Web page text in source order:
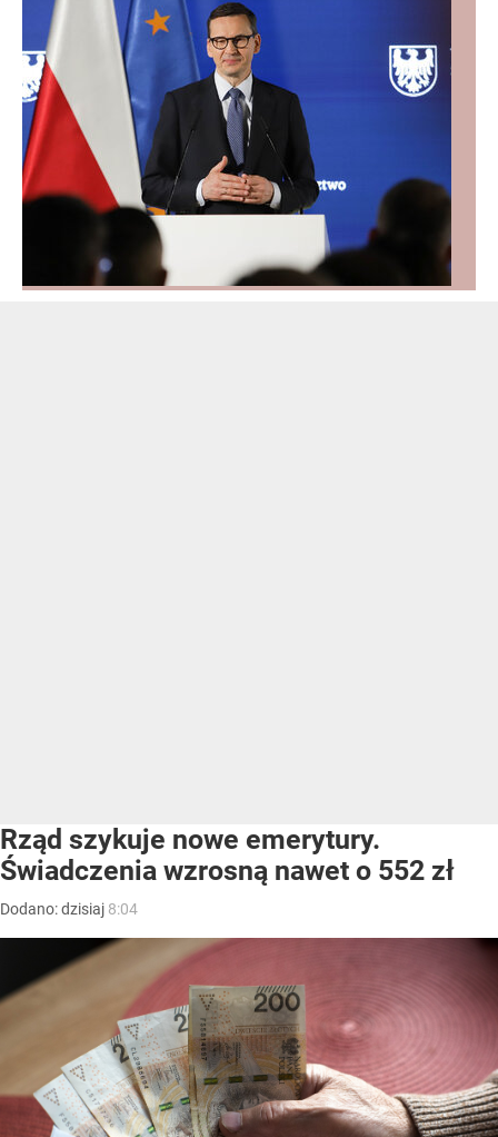
Rząd szykuje nowe emerytury.
Świadczenia wzrosną nawet o 552 zł
Dodano:dzisiaj 8:04